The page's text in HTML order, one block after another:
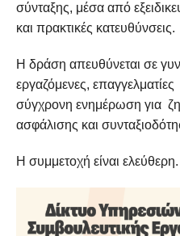
σύνταξης, μέσα από
και πρακτικές κατευθύνσεις.
Η δράση απευθύνεται σε
εργαζόμενες,
σύγχρονη ενημέρωση για
ασφάλισης και
Η συμμετοχή είναι ελεύθερη.